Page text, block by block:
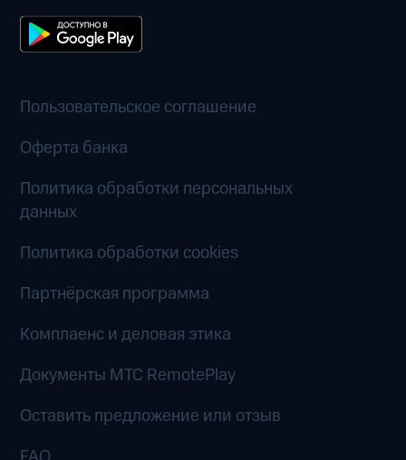
Пользовательское соглашение
Оферта банка
Политика обработки персональных
данных
Политика обработки cookies
Партнёрская программа
Комплаенс и деловая этика
Документы MTC RemotePlay
Оставить предложение или отзыв